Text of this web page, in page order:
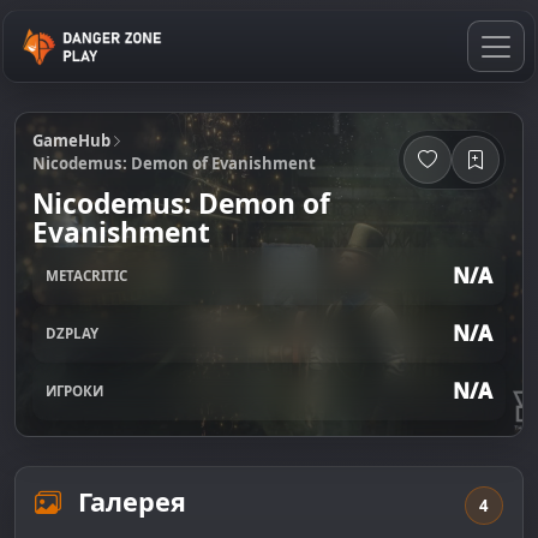
GameHub
Nicodemus: Demon of Evanishment
Nicodemus: Demon of
Evanishment
METACRITIC N/A
DZPLAY N/A
ИГРОКИ N/A
Галерея 4